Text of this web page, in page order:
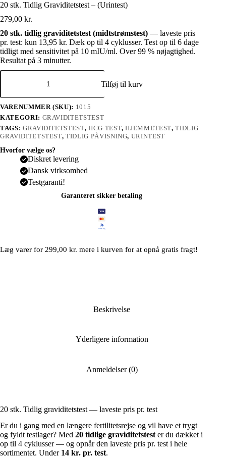
20 stk. Tidlig Graviditetstest – (Urintest)
279,00 kr.
20 stk. tidlig graviditetstest (midtstrømstest) — laveste pris
pr. test: kun 13,95 kr. Dæk op til 4 cyklusser. Test op til 6 dage
tidligt med sensitivitet på 10 mIU/ml. Over 99 % nøjagtighed.
Resultat på 3 minutter.
Tilføj til kurv
VARENUMMER (SKU): 1015
KATEGORI: GRAVIDITETSTEST
TAGS: GRAVIDITETSTEST, HCG TEST,HJEMMETEST,TIDLIG
GRAVIDITETSTEST,TIDLIG PÅVISNING, URINTEST
Hvorfor vælge os?
Diskret levering
Dansk virksomhed
Testgaranti!
Garanteret sikker betaling
Læg varer for 299,00 kr. mere i kurven for at opnå gratis fragt!
Beskrivelse
Yderligere information
Anmeldelser (0)
20 stk. Tidlig graviditetstest — laveste pris pr. test
Er du i gang med en længere fertilitetsrejse og vil have et trygt
og fyldt testlager? Med 20 tidlige graviditetstest er du dækket i
op til 4 cyklusser — og opnår den laveste pris pr. test i hele
sortimentet. Under 14 kr. pr. test.